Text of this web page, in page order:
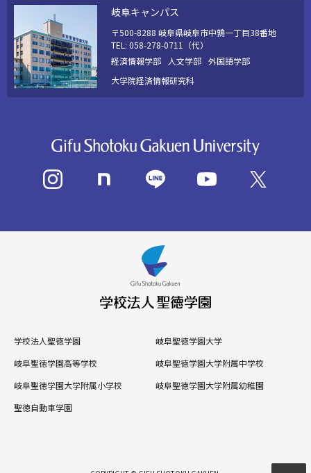
岐阜キャンパス
〒500-8288 岐阜県岐阜市中鶉一丁目38番地
TEL: 058-278-0711（代）
経済情報学部
人文学部 外国語学部
大学院経済情報研究科
学校法人聖徳学園
岐阜聖徳学園大学
岐阜聖徳学園高等学校
岐阜聖徳学園大学附属中学校
岐阜聖徳学園大学附属小学校
岐阜聖徳学園大学附属幼稚園
聖徳自動車学園